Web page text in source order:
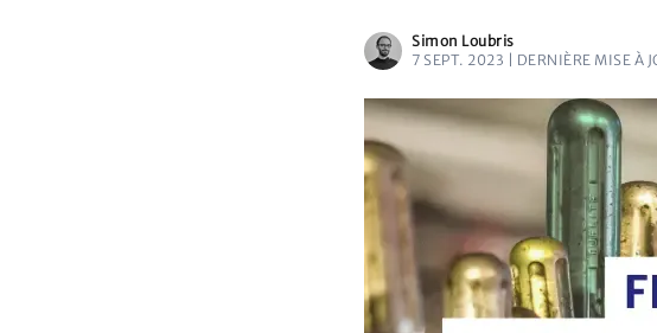
Simon Loubris
7 SEPT. 2023 | DERNIÈRE MISE À